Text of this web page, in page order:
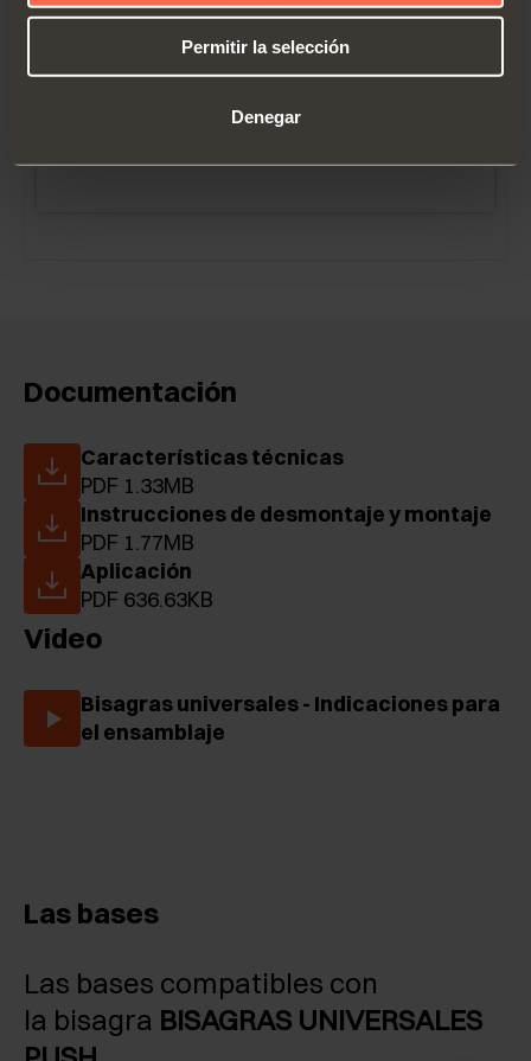
Permitir la selección
Denegar
Documentación
Características técnicas
PDF 1.33MB
Instrucciones de desmontaje y montaje
PDF 1.77MB
Aplicación
PDF 636.63KB
Video
Bisagras universales - Indicaciones para
el ensamblaje
Las bases
Las bases compatibles con
la bisagra BISAGRAS UNIVERSALES